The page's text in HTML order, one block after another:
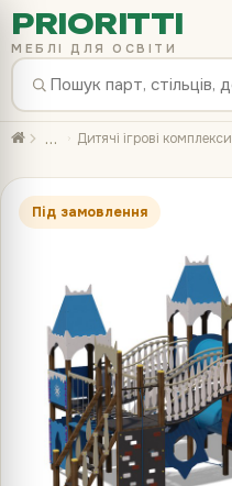
PRIORITTI
МЕБЛІ ДЛЯ ОСВІТИ
… Дитячі ігрові комплекси
Під замовлення